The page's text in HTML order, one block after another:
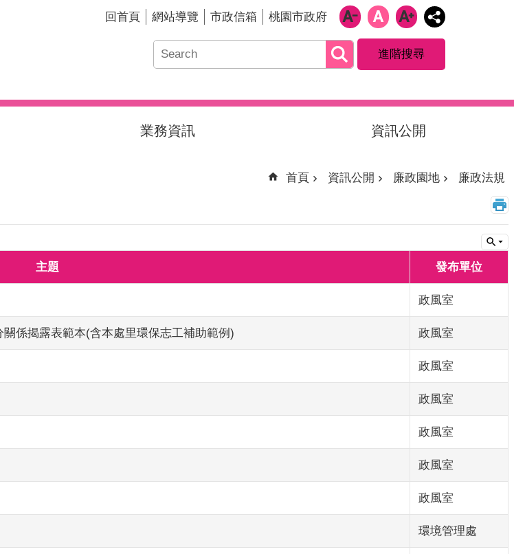
回首頁 網站導覽 市政信箱 桃園市政府
進階搜尋
業務資訊 資訊公開
首頁 資訊公開 廉政園地 廉政法規
主題 發布單位
政風室
係揭露表範本(含本處里環保志工補助範例) 政風室
政風室
政風室
政風室
政風室
政風室
環境管理處